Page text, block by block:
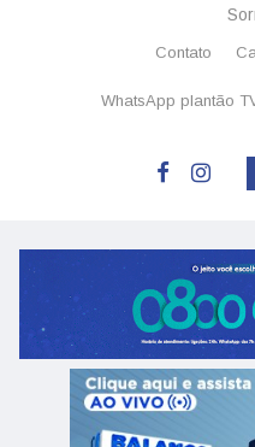
Contato
WhatsApp plantão